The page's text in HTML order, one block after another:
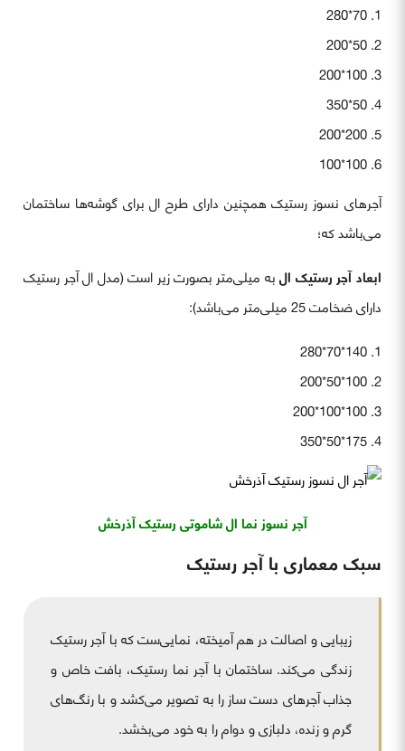
70*280
50*200
100*200
50*350
200*200
100*100
آجرهای نسوز رستیک همچنین دارای طرح ال برای گوشه‌ها ساختمان
می‌باشد که؛
ابعاد آجر رستیک ال‌به میلی‌متر بصورت زیر است (مدل ال آجر رستیک
دارای ضخامت 25 میلی‌متر می‌باشد):
140*70*280
100*50*200
100*100*200
175*50*350
آجر نسوز نما ال شاموتی رستیک آذرخش
سبک معماری با آجر رستیک
زیبایی و اصالت در هم آمیخته، نمایی‌ست که با آجر رستیک
زندگی می‌کند. ساختمان با آجر نما رستیک، بافت خاص و
جذاب آجرهای دست ساز را به تصویر می‌کشد و با رنگ‌های
گرم و زنده، دلبازی و دوام را به خود می‌بخشد.